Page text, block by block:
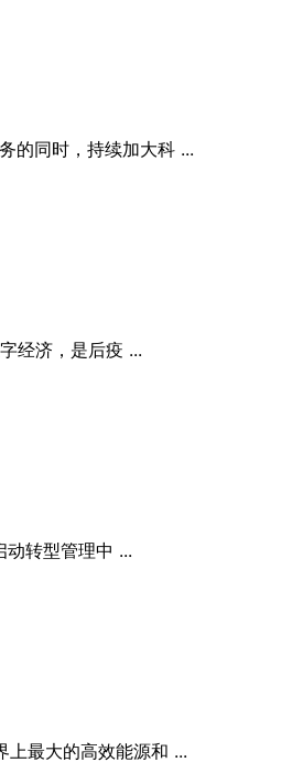
的同时，持续加大科 ...
经济，是后疫 ...
动转型管理中 ...
上最大的高效能源和 ...